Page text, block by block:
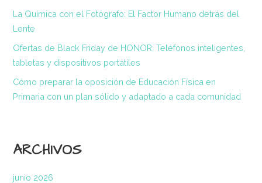
La Química con el Fotógrafo: El Factor Humano detrás del
Lente
Ofertas de Black Friday de HONOR: Teléfonos inteligentes,
tabletas y dispositivos portátiles
Cómo preparar la oposición de Educación Física en
Primaria con un plan sólido y adaptado a cada comunidad
ARCHIVOS
junio 2026